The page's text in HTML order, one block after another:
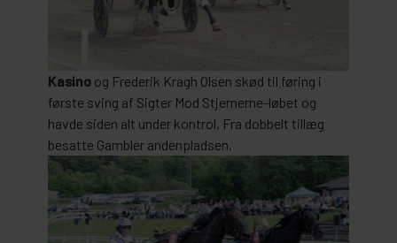
Kasino og Frederik Kragh Olsen skød til føring i
første sving af Sigter Mod Stjernerne-løbet og
havde siden alt under kontrol. Fra dobbelt tillæg
besatte Gambler andenpladsen.